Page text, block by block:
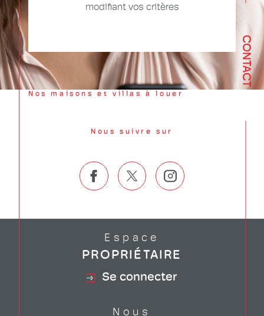
CONTACT
modifiant vos critères
Nos maisons et villas à louer
Nous suivre sur
Espace
PROPRIÉTAIRE
Se connecter
Nous